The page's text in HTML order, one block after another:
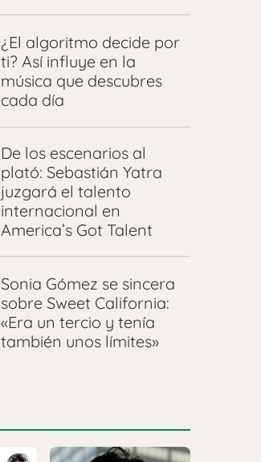
¿El algoritmo decide por
ti? Así influye en la
música que descubres
cada día
De los escenarios al
plató: Sebastián Yatra
juzgará el talento
internacional en
America’s Got Talent
Sonia Gómez se sincera
sobre Sweet California:
«Era un tercio y tenía
también unos límites»